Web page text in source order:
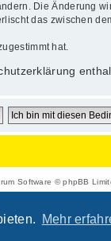
Mehr
Die Änderung
das zwischen
hat.
Software © phpBB